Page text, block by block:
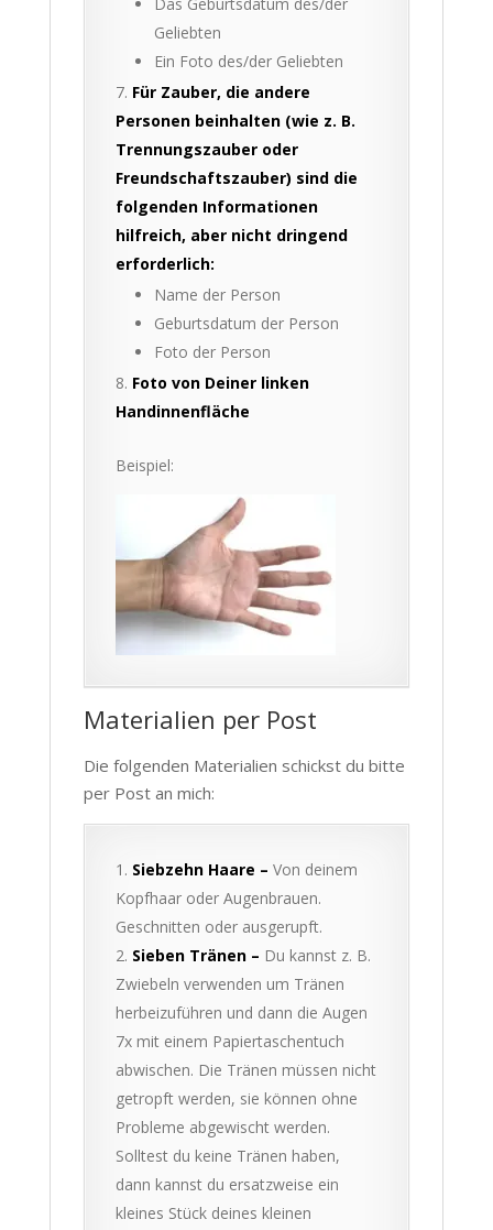
Das Geburtsdatum des/der
Geliebten
Ein Foto des/der Geliebten
Für Zauber, die andere
Personen beinhalten (wie z. B.
Trennungszauber oder
Freundschaftszauber) sind die
folgenden Informationen
hilfreich, aber nicht dringend
erforderlich:
Name der Person
Geburtsdatum der Person
Foto der Person
Foto von Deiner linken
Handinnenfläche
Beispiel:
Materialien per Post
Die folgenden Materialien schickst du bitte
per Post an mich:
Siebzehn Haare – Von deinem
Kopfhaar oder Augenbrauen.
Geschnitten oder ausgerupft.
Sieben Tränen – Du kannst z. B.
Zwiebeln verwenden um Tränen
herbeizuführen und dann die Augen
7x mit einem Papiertaschentuch
abwischen. Die Tränen müssen nicht
getropft werden, sie können ohne
Probleme abgewischt werden.
Solltest du keine Tränen haben,
dann kannst du ersatzweise ein
kleines Stück deines kleinen